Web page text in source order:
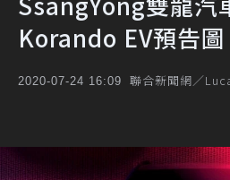
Korando EV預告圖
2020-07-24 16:09 聯合新聞網／